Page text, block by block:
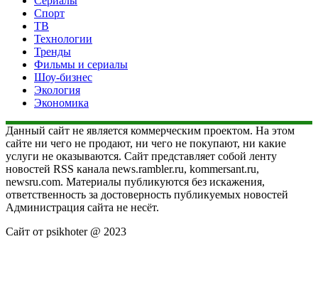
Спорт
ТВ
Технологии
Тренды
Фильмы и сериалы
Шоу-бизнес
Экология
Экономика
Данный сайт не является коммерческим проектом. На этом
сайте ни чего не продают, ни чего не покупают, ни какие
услуги не оказываются. Сайт представляет собой ленту
новостей RSS канала news.rambler.ru, kommersant.ru,
newsru.com. Материалы публикуются без искажения,
ответственность за достоверность публикуемых новостей
Администрация сайта не несёт.
Сайт от psikhoter @ 2023